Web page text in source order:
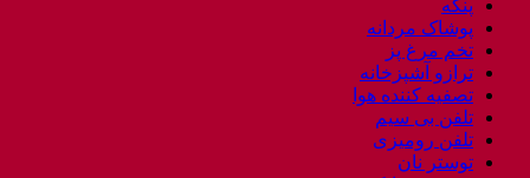
پنکه
پوشاک مردانه
تخم مرغ پز
ترازو آشپزخانه
تصفیه کننده هوا
تلفن بی سیم
تلفن رومیزی
توستر نان